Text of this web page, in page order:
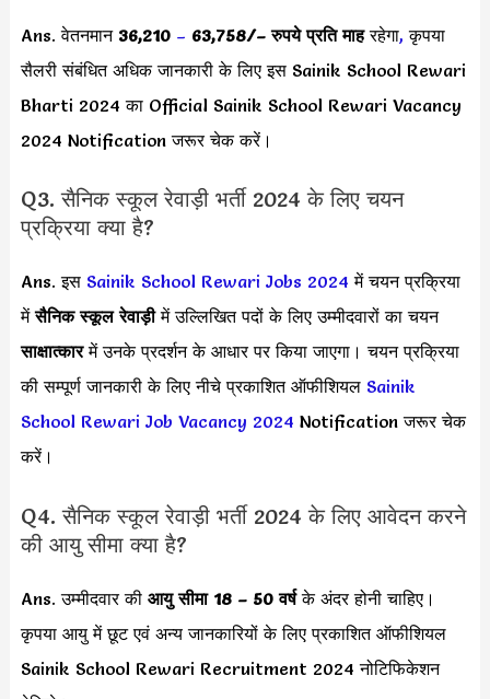
Ans. वेतनमान 36,210 – 63,758/– रुपये प्रति माहरहेगा, कृपया
सैलरी संबंधित अधिक जानकारी के लिए इस Sainik School Rewari
Bharti 2024 का Official Sainik School Rewari Vacancy
2024 Notification जरूर चेक करें।
Q3. सैनिक स्कूल रेवाड़ी भर्ती 2024 के लिए चयन
प्रक्रिया क्या है?
Ans. इस Sainik School Rewari Jobs 2024में चयन प्रक्रिया
मेंसैनिक स्कूल रेवाड़ीमें उल्लिखित पदों के लिए उम्मीदवारों का चयन
साक्षात्कारमें उनके प्रदर्शन के आधार पर किया जाएगा। चयन प्रक्रिया
की सम्पूर्ण जानकारी के लिए नीचे प्रकाशित ऑफीशियल Sainik
School Rewari Job Vacancy 2024 Notification जरूर चेक
करें।
Q4. सैनिक स्कूल रेवाड़ी भर्ती 2024 के लिए आवेदन करने
की आयु सीमा क्या है?
Ans. उम्मीदवार की आयु सीमा 18 – 50 वर्षके अंदर होनी चाहिए।
कृपया आयु में छूट एवं अन्य जानकारियों के लिए प्रकाशित ऑफीशियल
Sainik School Rewari Recruitment 2024 नोटिफिकेशन